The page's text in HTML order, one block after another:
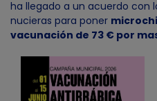
ha llegado a un acuerdo con
nucieras para poner
vacunación de 73 € por